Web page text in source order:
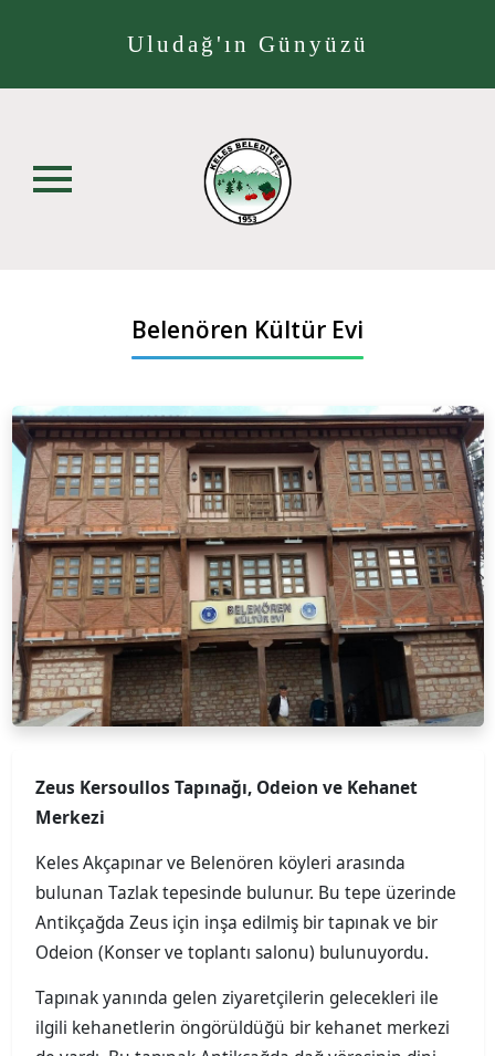
Uludağ'ın Günyüzü
Belenören Kültür Evi
Zeus Kersoullos Tapınağı, Odeion ve Kehanet
Merkezi
Keles Akçapınar ve Belenören köyleri arasında
bulunan Tazlak tepesinde bulunur. Bu tepe üzerinde
Antikçağda Zeus için inşa edilmiş bir tapınak ve bir
Odeion (Konser ve toplantı salonu) bulunuyordu.
Tapınak yanında gelen ziyaretçilerin gelecekleri ile
ilgili kehanetlerin öngörüldüğü bir kehanet merkezi